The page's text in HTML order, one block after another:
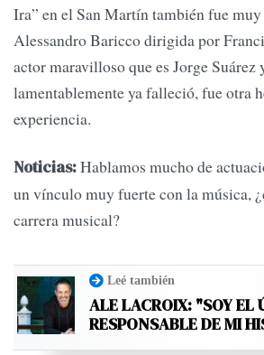
Ira” en el San Martín también fue
Alessandro Baricco dirigida por
actor maravilloso que es Jorge
lamentablemente ya falleció, fue otra
experiencia.
Noticias:Hablamos mucho de
un vínculo muy fuerte con la música,
carrera musical?
Leé también
ALE LACROIX: "SOY EL
RESPONSABLE DE MI